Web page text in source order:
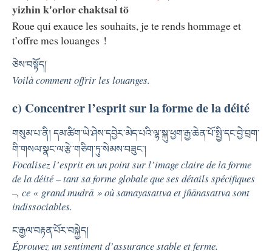
yizhin k'orlor chaktsal tö
Roue qui exauce les souhaits, je te rends hommage et
t’offre mes louanges !
ཅེས་བསྟོད།
Voilà comment offrir les louanges.
c) Concentrer l’esprit sur la forme de la déité
གསུམ་པ་ནི། དམ་ཚིག་ཡེ་ཤེས་དབྱེར་མེད་པའི་ལྷ་སྐུ་ཕྱག་རྒྱ་ཆེན་པོ་སྤྱི་དང་བྱེ་བྲག་
གི་གསལ་སྣང་ལ་རྩེ་གཅིག་ཏུ་སེམས་བཟུང༌།
Focalisez l’esprit en un point sur l’image claire de la forme
de la déité – tant sa forme globale que ses détails spécifiques
–, ce « grand mudrā » où samayasattva et jñānasattva sont
indissociables.
ང་རྒྱལ་བརྟན་པོར་བསྐྱེད།
Éprouvez un sentiment d’assurance stable et ferme.